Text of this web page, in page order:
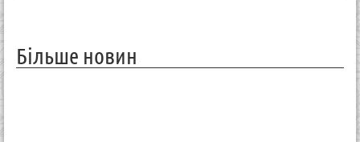
Більше новин